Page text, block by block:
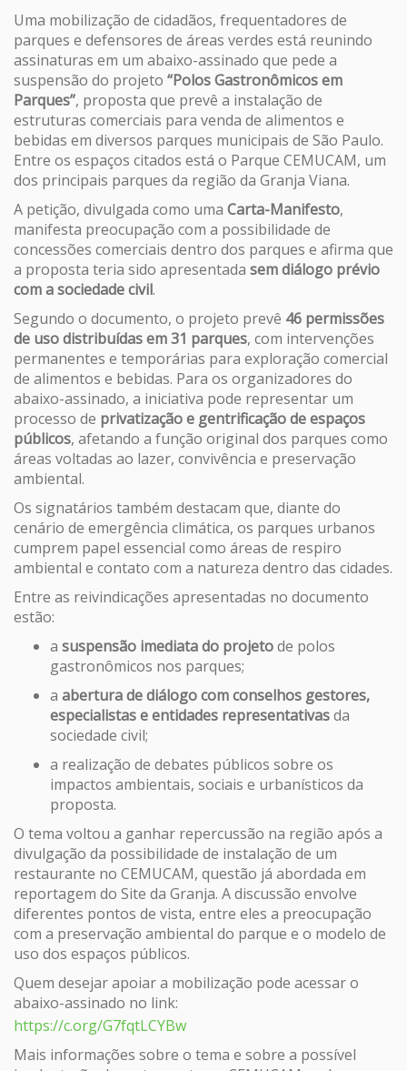
Uma mobilização de cidadãos, frequentadores de
parques e defensores de áreas verdes está reunindo
assinaturas em um abaixo-assinado que pede a
suspensão do projeto “Polos Gastronômicos em
Parques”, proposta que prevê a instalação de
estruturas comerciais para venda de alimentos e
bebidas em diversos parques municipais de São Paulo.
Entre os espaços citados está o Parque CEMUCAM, um
dos principais parques da região da Granja Viana.
A petição, divulgada como uma Carta-Manifesto,
manifesta preocupação com a possibilidade de
concessões comerciais dentro dos parques e afirma que
a proposta teria sido apresentada sem diálogo prévio
com a sociedade civil.
Segundo o documento, o projeto prevê 46 permissões
de uso distribuídas em 31 parques, com intervenções
permanentes e temporárias para exploração comercial
de alimentos e bebidas. Para os organizadores do
abaixo-assinado, a iniciativa pode representar um
processo de privatização e gentrificação de espaços
públicos, afetando a função original dos parques como
áreas voltadas ao lazer, convivência e preservação
ambiental.
Os signatários também destacam que, diante do
cenário de emergência climática, os parques urbanos
cumprem papel essencial como áreas de respiro
ambiental e contato com a natureza dentro das cidades.
Entre as reivindicações apresentadas no documento
estão:
a suspensão imediata do projetode polos
gastronômicos nos parques;
a abertura de diálogo com conselhos gestores,
especialistas e entidades representativasda
sociedade civil;
a realização de debates públicos sobre os
impactos ambientais, sociais e urbanísticos da
proposta.
O tema voltou a ganhar repercussão na região após a
divulgação da possibilidade de instalação de um
restaurante no CEMUCAM, questão já abordada em
reportagem do Site da Granja. A discussão envolve
diferentes pontos de vista, entre eles a preocupação
com a preservação ambiental do parque e o modelo de
uso dos espaços públicos.
Quem desejar apoiar a mobilização pode acessar o
abaixo-assinado no link:
https://c.org/G7fqtLCYBw
Mais informações sobre o tema e sobre a possível